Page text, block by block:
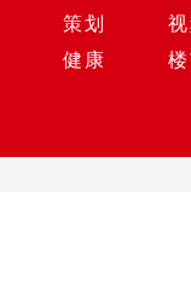
策划
健康